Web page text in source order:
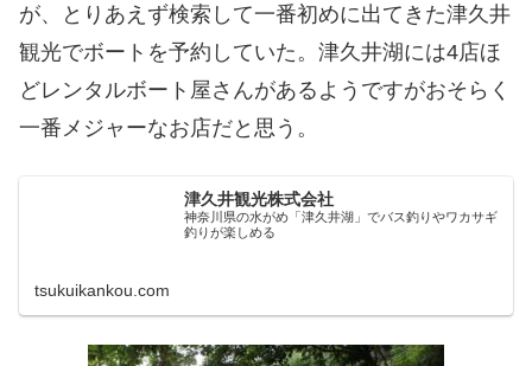
が、とりあえず検索して一番初めに出てきた津久井
観光でボートを予約していた。津久井湖には4店ほ
どレンタルボート屋さんがあるようですがおそらく
一番メジャーなお店だと思う。
津久井観光株式会社
神奈川県の水がめ「津久井湖」でバス釣りやワカサギ
釣りが楽しめる
tsukuikankou.com